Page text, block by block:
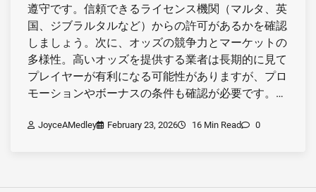
遵守です。信頼できるライセンス機関（マルタ、英
国、ジブラルタルなど）からの許可があるかを確認
しましょう。次に、オッズの競争力とマーケットの
多様性。高いオッズを提供する業者は長期的に見て
プレイヤーが有利になる可能性がありますが、プロ
モーションやボーナスの条件も確認が必要です。…
JoyceAMedley February 23, 2026 16 Min Read 0